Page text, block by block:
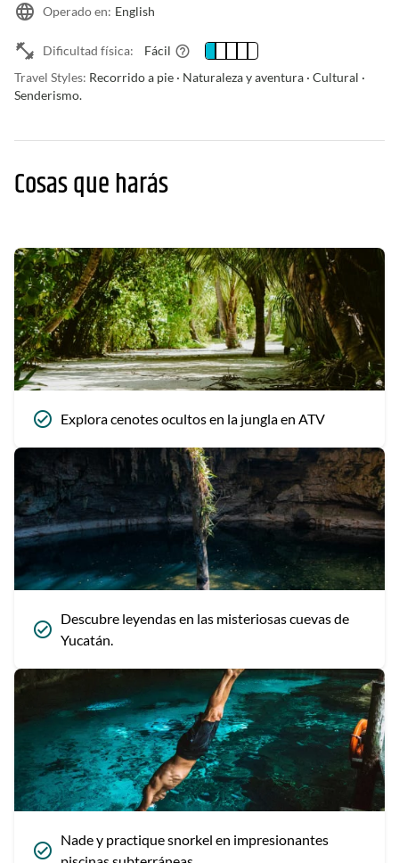
Operado en: English
Dificultad física:
Fácil
Travel Styles: Recorrido a pie · Naturaleza y aventura · Cultural ·
Senderismo.
Cosas que harás
Explora cenotes ocultos en la jungla en ATV
Descubre leyendas en las misteriosas cuevas de
Yucatán.
Nade y practique snorkel en impresionantes